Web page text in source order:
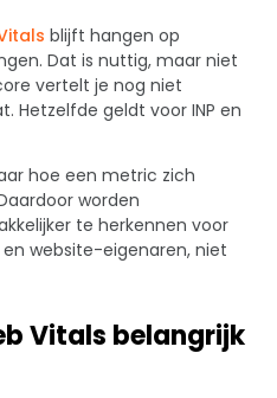
blijft hangen op
Dat is nuttig, maar niet
vertelt je nog niet
Hetzelfde geldt voor INP en
hoe een metric zich
worden
te herkennen voor
website-eigenaren, niet
Vitals belangrijk